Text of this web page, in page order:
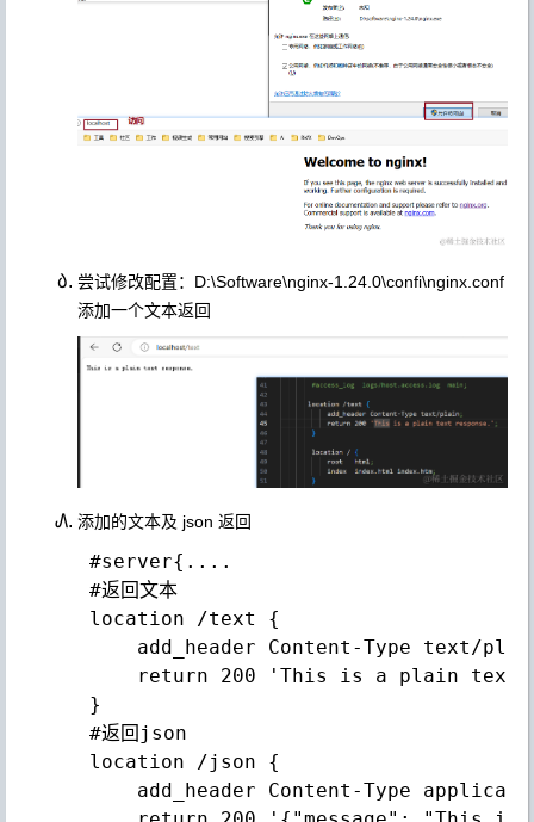
尝试修改配置：D:\Software\nginx-1.24.0\confi\nginx.conf
添加一个文本返回
添加的文本及 json 返回
#server{....
#返回文本
location /text {
add_header Content-Type text/
return 200 'This is a plain text
}
#返回json
location /json {
add_header Content-Type